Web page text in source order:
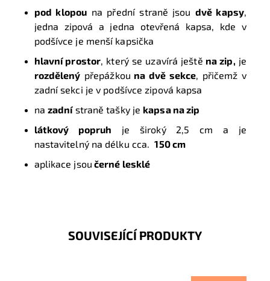
pod klopou na přední straně jsou dvě kapsy,
jedna zipová a jedna otevřená kapsa, kde v
podšívce je menší kapsička
hlavní prostor , který se uzavírá ještě na zip, je
rozdělený přepážkou na dvě sekce , přičemž v
zadní sekci je v podšívce zipová kapsa
na zadnístraně tašky je kapsa na zip
látkový popruh je široký 2,5 cm a je
nastavitelný na délku cca.150 cm
aplikace jsou černé lesklé
SOUVISEJÍCÍ PRODUKTY